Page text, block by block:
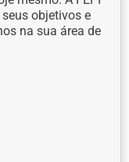
objetivos e
na sua área de